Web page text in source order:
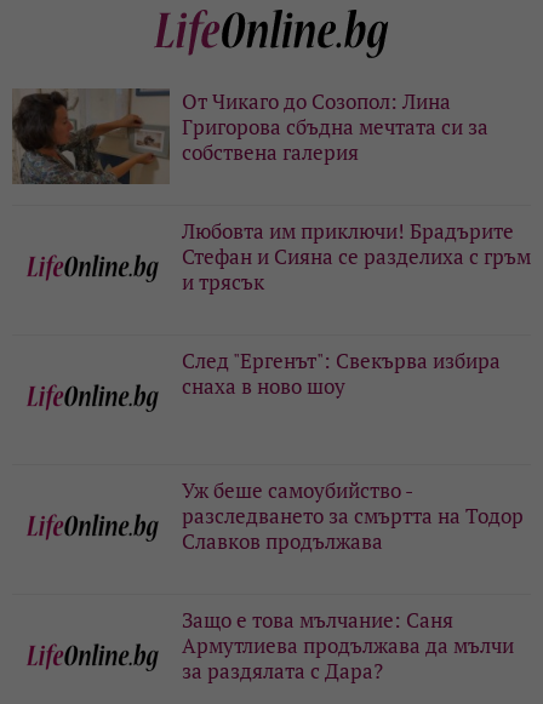
От Чикаго до Созопол: Лина
Григорова сбъдна мечтата си за
собствена галерия
Любовта им приключи! Брадърите
Стефан и Сияна се разделиха с гръм
и трясък
След "Ергенът": Свекърва избира
снаха в ново шоу
Уж беше самоубийство -
разследването за смъртта на Тодор
Славков продължава
Защо е това мълчание: Саня
Армутлиева продължава да мълчи
за раздялата с Дара?